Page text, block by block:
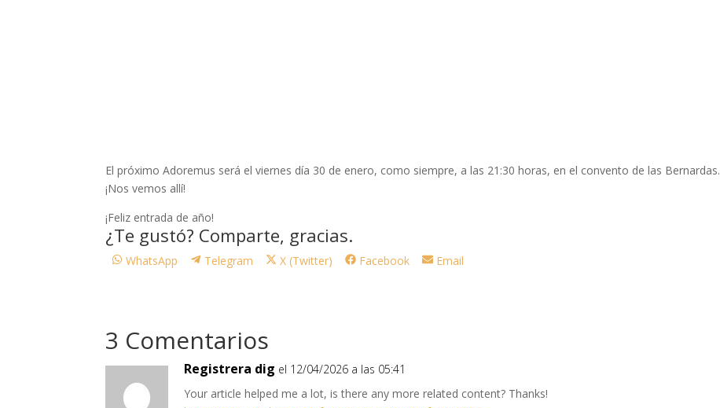
El próximo Adoremus será el viernes día 30 de enero, como siempre, a las 21:30 horas, en el convento de las Bernardas.
¡Nos vemos allí!
¡Feliz entrada de año!
¿Te gustó? Comparte, gracias.
Compartir
WhatsApp
Compartir
Telegram
Compartir
X (Twitter)
Compartir
Facebook
Compartir
Email
3 Comentarios
Registrera dig el 12/04/2026 a las 05:41
Your article helped me a lot, is there any more related content? Thanks!